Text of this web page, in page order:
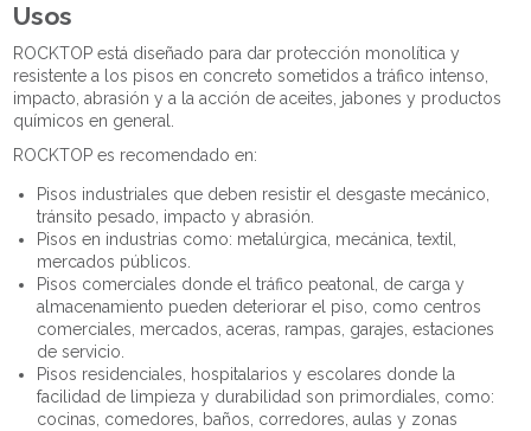
Usos
ROCKTOP está diseñado para dar protección monolítica y
resistente a los pisos en concreto sometidos a tráfico intenso,
impacto, abrasión y a la acción de aceites, jabones y productos
químicos en general.
ROCKTOP es recomendado en:
Pisos industriales que deben resistir el desgaste mecánico,
tránsito pesado, impacto y abrasión.
Pisos en industrias como: metalúrgica, mecánica, textil,
mercados públicos.
Pisos comerciales donde el tráfico peatonal, de carga y
almacenamiento pueden deteriorar el piso, como centros
comerciales, mercados, aceras, rampas, garajes, estaciones
de servicio.
Pisos residenciales, hospitalarios y escolares donde la
facilidad de limpieza y durabilidad son primordiales, como:
cocinas, comedores, baños, corredores, aulas y zonas